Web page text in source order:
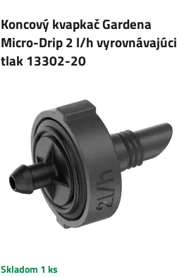
Koncový kvapkač Gardena
Micro-Drip 2 l/h vyrovnávajúci
tlak 13302-20
Skladom 1 ks